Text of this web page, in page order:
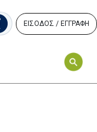
ΕΙΣΟΔΟΣ / ΕΓΓΡΑΦΗ